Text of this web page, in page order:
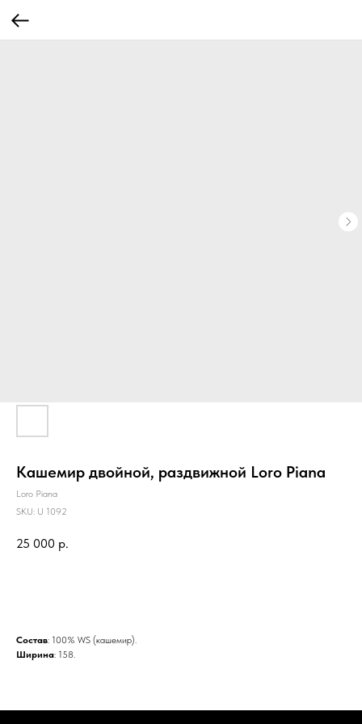
Кашемир двойной, раздвижной Loro Piana
Loro Piana
SKU: U 1092
25 000 р.
Состав: 100% WS (кашемир).
Ширина: 158.